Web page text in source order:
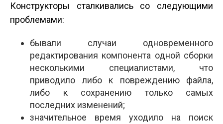
Конструкторы сталкивались со следующими
проблемами:
бывали случаи одновременного
редактирования компонента одной сборки
несколькими специалистами, что
приводило либо к повреждению файла,
либо к сохранению только самых
последних изменений;
значительное время уходило на поиск